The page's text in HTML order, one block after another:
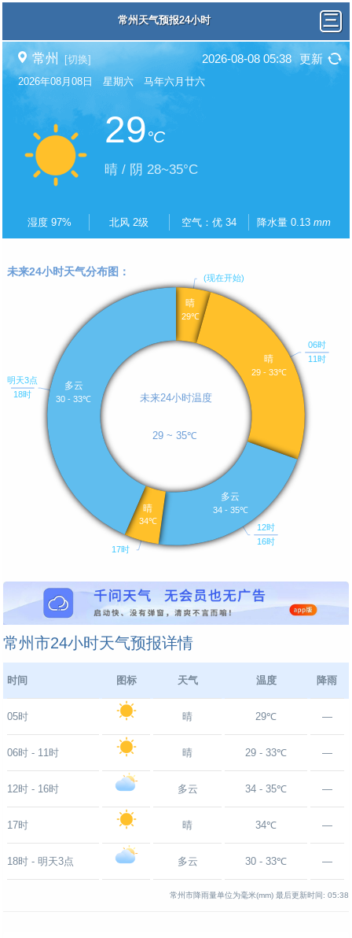
常州天气预报24小时
常州 [切换] 2026-08-08 05:38 更新
2026年08月08日 星期六 马年六月廿六
29°C
晴 / 阴 28~35°C
湿度 97% 北风 2级 空气：优 34 降水量 0.13 mm
常州市24小时天气预报详情
时间 图标 天气 温度 降雨
05时 晴 29℃ —
06时 - 11时 晴 29 - 33℃ —
12时 - 16时 多云 34 - 35℃ —
17时 晴 34℃ —
18时 - 明天3点 多云 30 - 33℃ —
常州市降雨量单位为毫米(mm) 最后更新时间: 05:38